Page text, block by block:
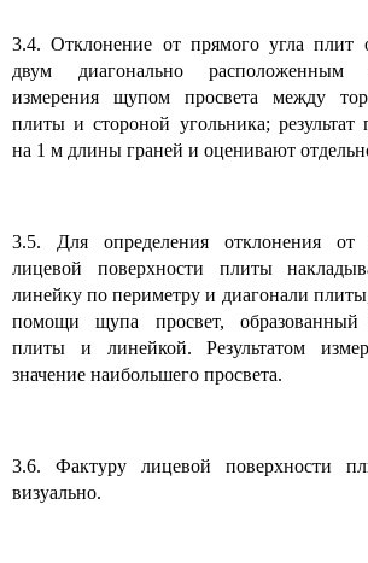
3.4. Отклонение от прямого угла плит
двум диагонально расположенным
измерения щупом просвета между
плиты и стороной угольника; результат
на 1 м длины граней и оценивают
3.5. Для определения отклонения от
лицевой поверхности плиты
линейку по периметру и диагонали
помощи щупа просвет, образованный
плиты и линейкой. Результатом
значение наибольшего просвета.
3.6. Фактуру лицевой поверхности
визуально.